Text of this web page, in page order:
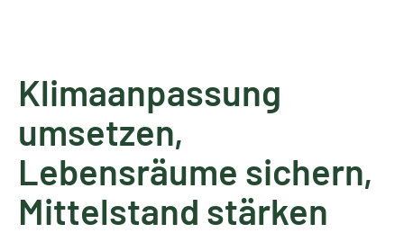
Klimaanpassung
umsetzen,
Lebensräume sichern,
Mittelstand stärken